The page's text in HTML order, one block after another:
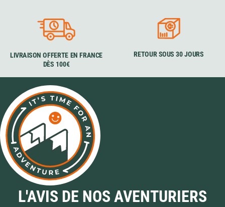
LIVRAISON OFFERTE EN FRANCE
DÈS 100€
RETOUR SOUS 30 JOURS
L'AVIS DE NOS AVENTURIERS